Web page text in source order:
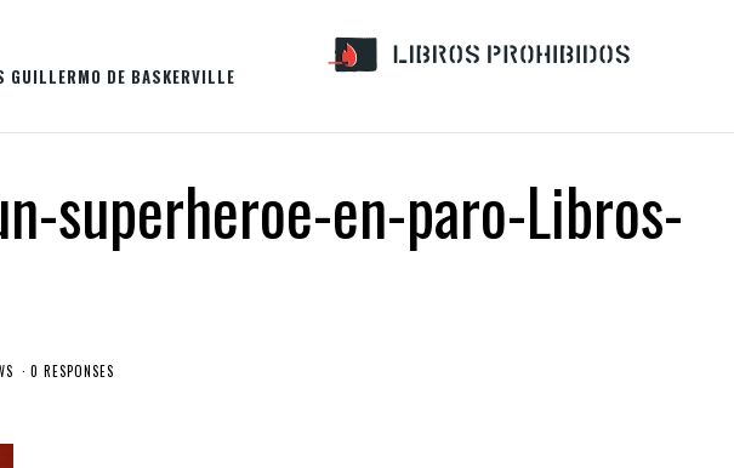
GUILLERMO DE BASKERVILLE
superheroe-en-paro-Libros-
0 RESPONSES